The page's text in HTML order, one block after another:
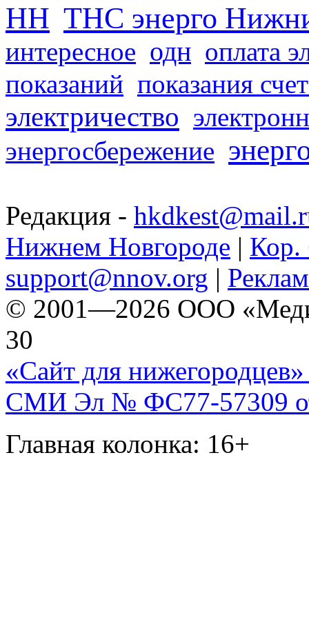
НН ТНС энерго
интересное одн оплата
показаний показания
электричество
энергосбережение
Редакция -
Нижнем Новгороде | Кор.
support@nnov.org |
© 2001—2026 ООО
30
«Сайт для нижегородцев»
СМИ Эл № ФС77-57309
Главная колонка: 16+